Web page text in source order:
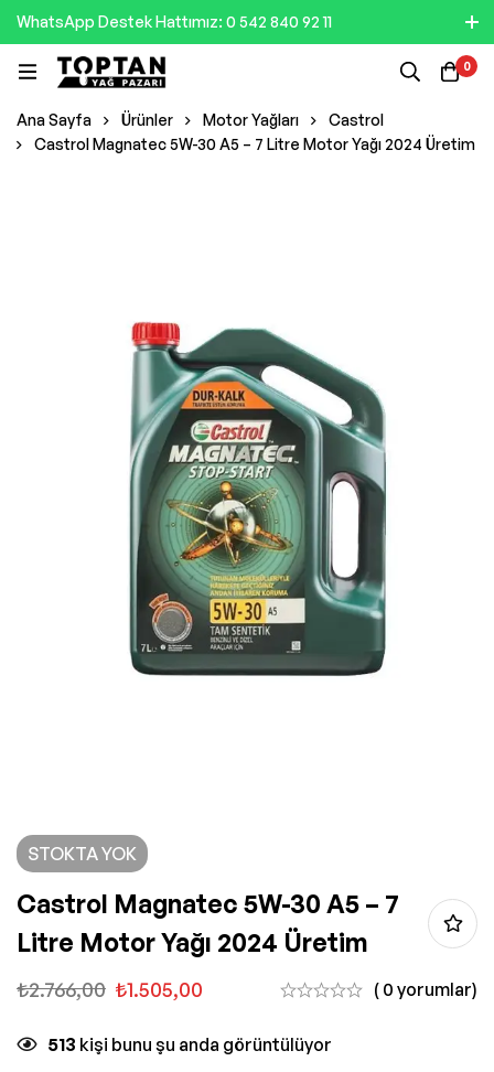
WhatsApp Destek Hattımız: 0 542 840 92 11
0
Ana Sayfa Ürünler Motor Yağları
Castrol
Castrol Magnatec 5W-30 A5 – 7 Litre Motor Yağı 2024 Üretim
STOKTA YOK
Castrol Magnatec 5W-30 A5 – 7
Litre Motor Yağı 2024 Üretim
₺2.766,00 ₺1.505,00 ( 0 yorumlar)
513 kişi bunu şu anda görüntülüyor